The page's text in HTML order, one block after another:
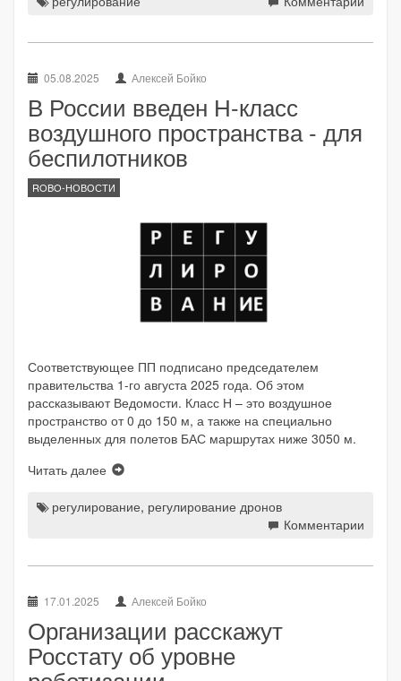
05.08.2025 Алексей Бойко
В России введен Н-класс
воздушного пространства - для
беспилотников
ROBO-НОВОСТИ
Соответствующее ПП подписано председателем
правительства 1-го августа 2025 года. Об этом
рассказывают Ведомости. Класс Н – это воздушное
пространство от 0 до 150 м, а также на специально
выделенных для полетов БАС маршрутах ниже 3050 м.
Читать далее
регулирование, регулирование дронов
Комментарии
17.01.2025 Алексей Бойко
Организации расскажут
Росстату об уровне